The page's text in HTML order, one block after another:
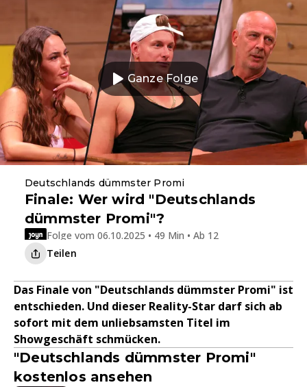
Ganze Folge
Deutschlands dümmster Promi
Finale: Wer wird "Deutschlands
dümmster Promi"?
Folge vom 06.10.2025 • 49 Min • Ab 12
Teilen
Das Finale von "Deutschlands dümmster Promi" ist
entschieden. Und dieser Reality-Star darf sich ab
sofort mit dem unliebsamsten Titel im
Showgeschäft schmücken.
"Deutschlands dümmster Promi"
kostenlos ansehen